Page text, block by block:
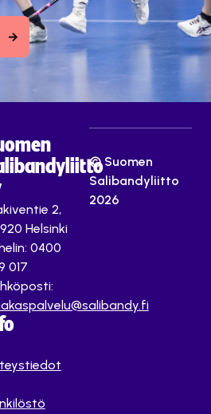
2,
Helsinki
0400
017
© Suomen
Salibandyliitto
2026